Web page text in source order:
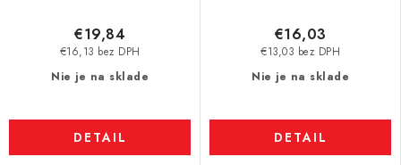
Nie je na sklade
€16,13 bez DPH
€19,84
DETAIL
Nie je na sklade
€13,03 bez DPH
€16,03
DETAIL